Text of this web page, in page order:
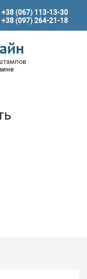
+38 (067) 113-13-30
+38 (097) 264-21-18